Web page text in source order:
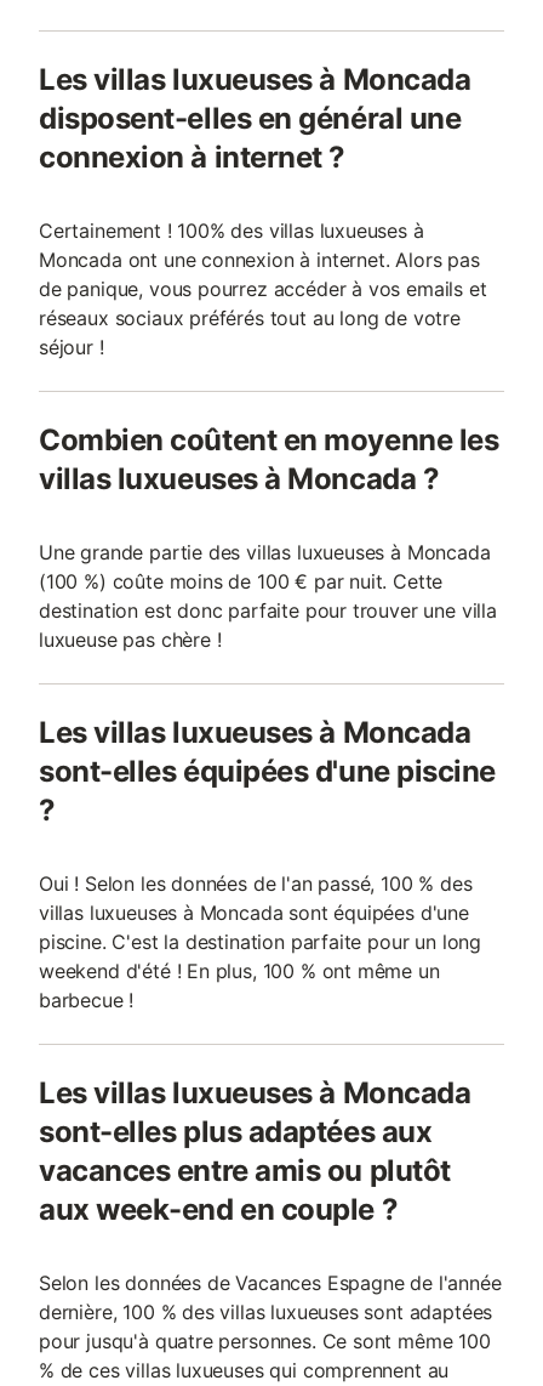
Les villas luxueuses à Moncada
disposent-elles en général une
connexion à internet ?
Certainement ! 100% des villas luxueuses à
Moncada ont une connexion à internet. Alors pas
de panique, vous pourrez accéder à vos emails et
réseaux sociaux préférés tout au long de votre
séjour !
Combien coûtent en moyenne les
villas luxueuses à Moncada ?
Une grande partie des villas luxueuses à Moncada
(100 %) coûte moins de 100 € par nuit. Cette
destination est donc parfaite pour trouver une villa
luxueuse pas chère !
Les villas luxueuses à Moncada
sont-elles équipées d'une piscine
?
Oui ! Selon les données de l'an passé, 100 % des
villas luxueuses à Moncada sont équipées d'une
piscine. C'est la destination parfaite pour un long
weekend d'été ! En plus, 100 % ont même un
barbecue !
Les villas luxueuses à Moncada
sont-elles plus adaptées aux
vacances entre amis ou plutôt
aux week-end en couple ?
Selon les données de Vacances Espagne de l'année
dernière, 100 % des villas luxueuses sont adaptées
pour jusqu'à quatre personnes. Ce sont même 100
% de ces villas luxueuses qui comprennent au